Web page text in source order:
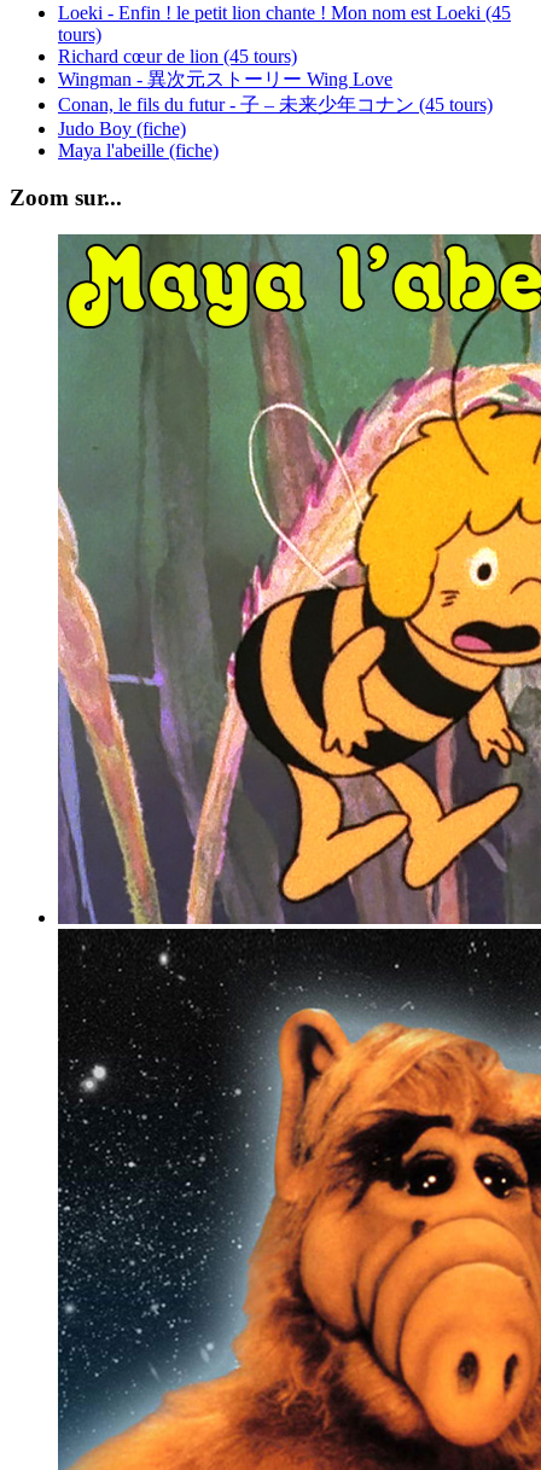
Loeki - Enfin ! le petit lion chante ! Mon nom est Loeki (45
tours)
Richard cœur de lion (45 tours)
Wingman - 異次元ストーリー Wing Love
Conan, le fils du futur - 子 – 未来少年コナン (45 tours)
Judo Boy (fiche)
Maya l'abeille (fiche)
Zoom sur...